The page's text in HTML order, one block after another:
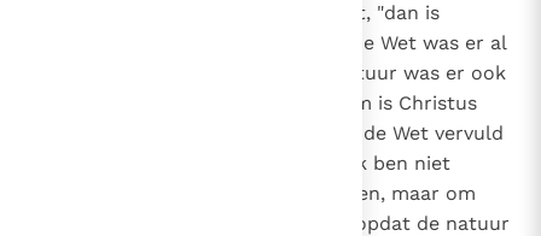
gerechtigheid uit de natuur komt, "dan is
Christus tevergeefs gestorven". De Wet was er al
en rechtvaardigde niet, en de natuur was er ook
al en rechtvaardigde niet. Daarom is Christus
niet tevergeefs gestorven, opdat de Wet vervuld
zou worden door Hem die zei: "Ik ben niet
gekomen om de Wet te vernietigen, maar om
, en opdat de natuur